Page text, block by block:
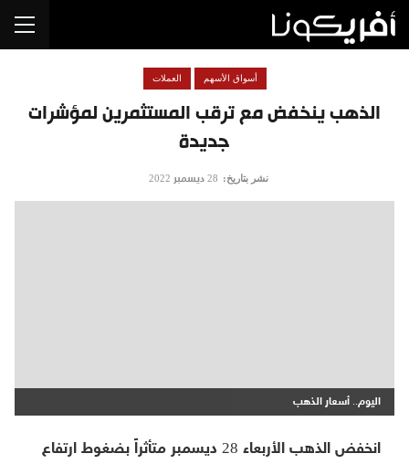
الذهب ينخفض مع ترقب المستثمرين لمؤشرات
جديدة
أسواق الأسهم العملات
نشر بتاريخ: 28 ديسمبر 2022
اليوم.. أسعار الذهب
انخفض الذهب الأربعاء 28 ديسمبر متأثراً بضغوط ارتفاع